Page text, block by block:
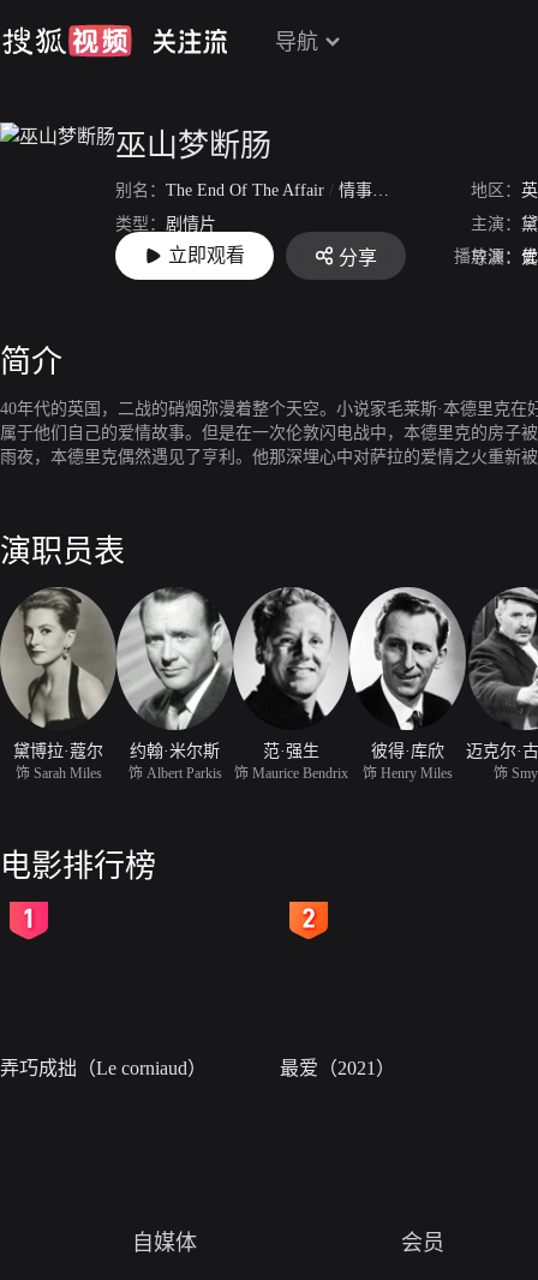
导航
巫山梦断肠
别名： The End Of The Affair / 情事终结 地区：
类型： 剧情片 主演：
上映： 1955-02-23 导演：
立即观看 分享 播放源：
简介
40年代的英国，二战的硝烟弥漫着整个天空。小说家毛莱斯·本德里克
属于他们自己的爱情故事。但是在一次伦敦闪电战中，本德里克的房子
雨夜，本德里克偶然遇见了亨利。他那深埋心中对萨拉的爱情之火重新
演职员表
黛博拉·蔻尔
饰 Sarah Miles
约翰·米尔斯
饰 Albert Parkis
范·强生
饰 Maurice Bendrix
彼得·库欣
饰 Henry Miles 饰
电影排行榜
弄巧成拙（Le corniaud） 最爱（2021）
自媒体 会员